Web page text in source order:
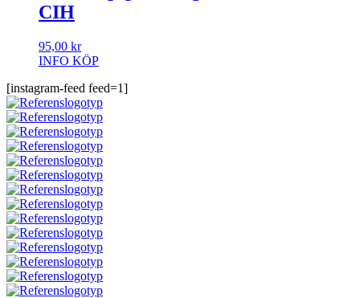
CIH
95,00 kr
INFO KÖP
[instagram-feed feed=1]